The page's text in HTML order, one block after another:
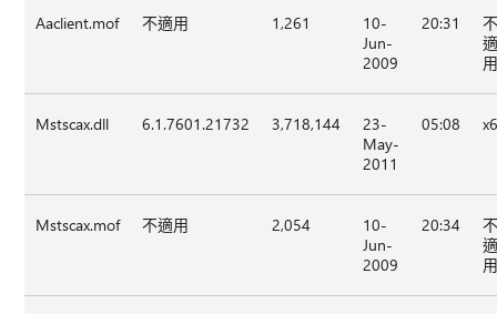
Aaclient.mof 不適用 1,261
10-
Jun-
2009
20:31
Mstscax.dll 6.1.7601.21732 3,718,144
23-
May-
2011
05:08
Mstscax.mof 不適用 2,054
10-
Jun-
2009
20:34